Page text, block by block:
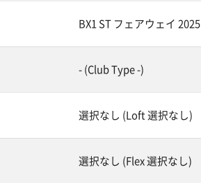
BX1 ST フェアウェイ 2025
- (Club Type -)
選択なし (Loft 選択なし)
選択なし (Flex 選択なし)